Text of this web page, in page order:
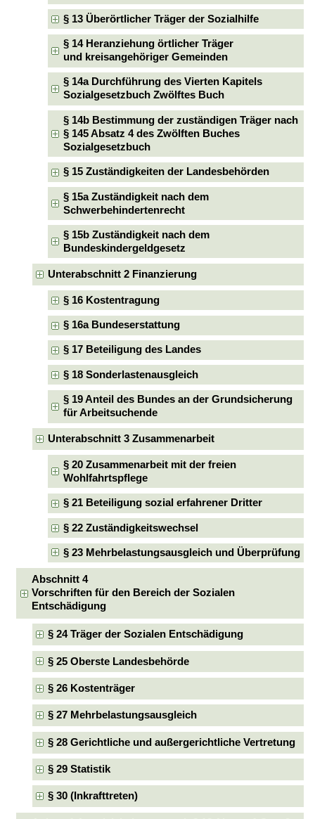
§ 13 Überörtlicher Träger der Sozialhilfe
§ 14 Heranziehung örtlicher Träger
und kreisangehöriger Gemeinden
§ 14a Durchführung des Vierten Kapitels
Sozialgesetzbuch Zwölftes Buch
§ 14b Bestimmung der zuständigen Träger nach
§ 145 Absatz 4 des Zwölften Buches
Sozialgesetzbuch
§ 15 Zuständigkeiten der Landesbehörden
§ 15a Zuständigkeit nach dem
Schwerbehindertenrecht
§ 15b Zuständigkeit nach dem
Bundeskindergeldgesetz
Unterabschnitt 2 Finanzierung
§ 16 Kostentragung
§ 16a Bundeserstattung
§ 17 Beteiligung des Landes
§ 18 Sonderlastenausgleich
§ 19 Anteil des Bundes an der Grundsicherung
für Arbeitsuchende
Unterabschnitt 3 Zusammenarbeit
§ 20 Zusammenarbeit mit der freien
Wohlfahrtspflege
§ 21 Beteiligung sozial erfahrener Dritter
§ 22 Zuständigkeitswechsel
§ 23 Mehrbelastungsausgleich und Überprüfung
Abschnitt 4
Vorschriften für den Bereich der Sozialen
Entschädigung
§ 24 Träger der Sozialen Entschädigung
§ 25 Oberste Landesbehörde
§ 26 Kostenträger
§ 27 Mehrbelastungsausgleich
§ 28 Gerichtliche und außergerichtliche Vertretung
§ 29 Statistik
§ 30 (Inkrafttreten)